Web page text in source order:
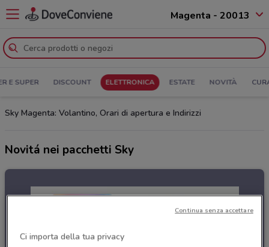
Magenta - 20013
E SUPER DISCOUNT ELETTRONICA ESTATE NOVITÀ
Sky Magenta: Volantino, Orari di apertura e Indirizzi
Novitá nei pacchetti Sky
Ci importa della tua privacy
Continua senza accettare